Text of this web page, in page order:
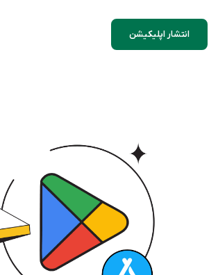
انتشار اپلیکیشن